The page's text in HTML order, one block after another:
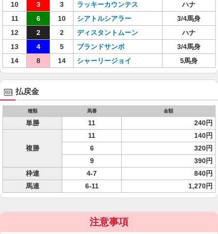
10
3 3 ラッキーカウンテス
ハナ
11
6 10 シアトルシアラー
3/4馬身
12
2 2 ディスタントムーン
ハナ
13
4 5 ブランドサンボ
3/4馬身
14
8 14 シャーリージョイ 5馬身
払戻金
種類 馬番 金額
単勝 11 240円
複勝
11
140円
6
320円
9
390円
枠連
4-7
840円
馬連
6-11 1,270円
注意事項